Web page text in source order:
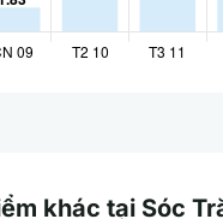
khác tại Sóc